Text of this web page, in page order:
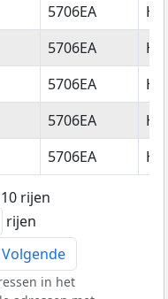
5706EA
5706EA
5706EA
5706EA
5706EA
rijen
rijen
Volgende
in het